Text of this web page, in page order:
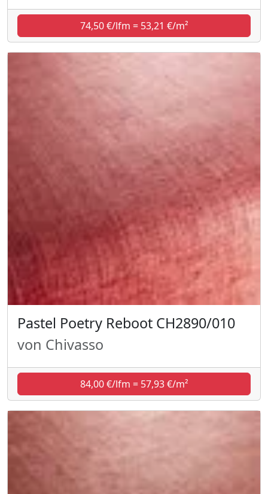
74,50 €/lfm = 53,21 €/m²
Pastel Poetry Reboot CH2890/010
von Chivasso
84,00 €/lfm = 57,93 €/m²